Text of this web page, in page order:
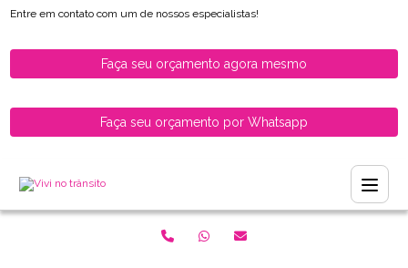
Entre em contato com um de nossos especialistas!
Faça seu orçamento agora mesmo
Faça seu orçamento por Whatsapp